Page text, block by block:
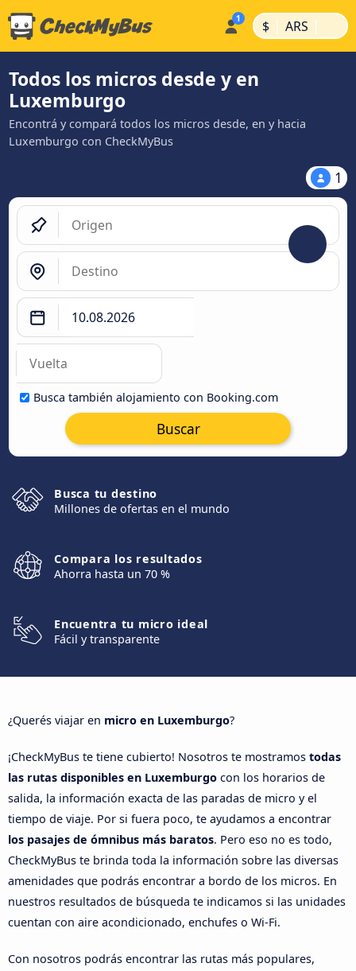
$ | ARS |
Todos los micros desde y en
Luxemburgo
Encontrá y compará todos los micros desde, en y hacia
Luxemburgo con CheckMyBus
1
Busca también alojamiento con Booking.com
Buscar
Busca tu destino
Millones de ofertas en el mundo
Compara los resultados
Ahorra hasta un 70 %
Encuentra tu micro ideal
Fácil y transparente
¿Querés viajar en micro en Luxemburgo?
¡CheckMyBus te tiene cubierto! Nosotros te mostramos todas
las rutas disponibles en Luxemburgo con los horarios de
salida, la información exacta de las paradas de micro y el
tiempo de viaje. Por si fuera poco, te ayudamos a encontrar
los pasajes de ómnibus más baratos. Pero eso no es todo,
CheckMyBus te brinda toda la información sobre las diversas
amenidades que podrás encontrar a bordo de los micros. En
nuestros resultados de búsqueda te indicamos si las unidades
cuentan con aire acondicionado, enchufes o Wi-Fi.
Con nosotros podrás encontrar las rutas más populares,